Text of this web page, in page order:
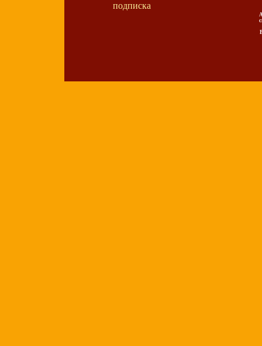
подписка